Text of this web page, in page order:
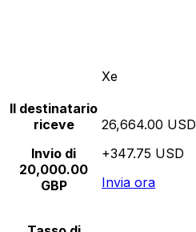
Xe
Il destinatario
riceve
Invio di
20,000.00
GBP
26,664.00 USD
+347.75 USD
Invia ora